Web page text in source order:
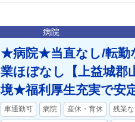
病院
★病院★当直なし/転勤
業ほぼなし【上益城郡
境★福利厚生充実で安
車通勤可 病院 産休・育休 残業